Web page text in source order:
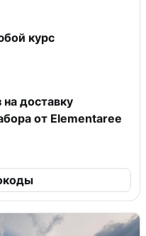
курс
доставку
от Elementaree